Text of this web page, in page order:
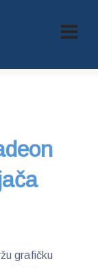
RADEON HD 4870
grafičku